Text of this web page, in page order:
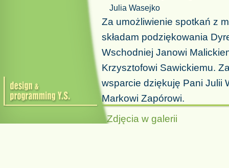
Julia Wasejko
Za umożliwienie spotkań z
składam podziękowania
Wschodniej Janowi
Krzysztofowi Sawickiemu.
wsparcie dziękuję Pani Julii
Markowi Zapórowi.
Zdjęcia w galerii